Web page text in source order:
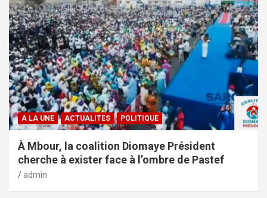
A LA UNE ACTUALITES POLITIQUE
À Mbour, la coalition Diomaye Président
cherche à exister face à l’ombre de Pastef
admin